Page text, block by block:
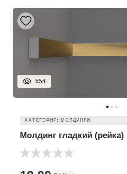
554
КАТЕГОРИЯ: МОЛДИНГИ
Молдинг гладкий (рейка)